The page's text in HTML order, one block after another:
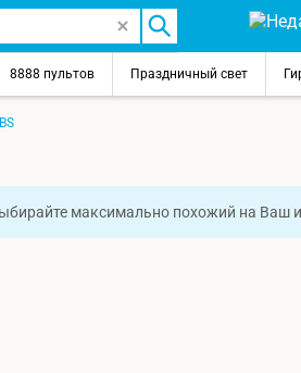
8888 пультов Праздничный свет
максимально похожий на Ваш